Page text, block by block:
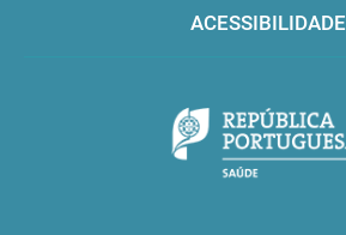
ACESSIBILIDADE